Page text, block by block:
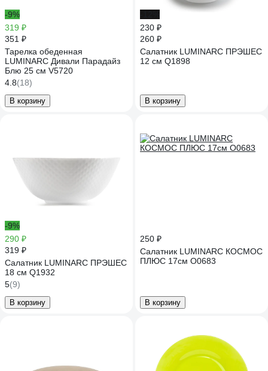
-9%
319 ₽
351 ₽
Тарелка обеденная
LUMINARC Дивали Парадайз
Блю 25 см V5720
4.8(18)
В корзину
230 ₽
260 ₽
Салатник LUMINARC ПРЭШЕС
12 см Q1898
В корзину
-9%
290 ₽
319 ₽
Салатник LUMINARC ПРЭШЕС
18 см Q1932
5(9)
В корзину
250 ₽
Салатник LUMINARC КОСМОС
ПЛЮС 17см O0683
В корзину